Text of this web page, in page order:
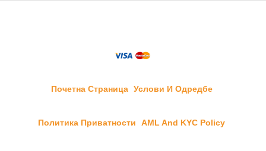
Почетна Страница Услови И Одредбе
Политика Приватности AML And KYC Policy